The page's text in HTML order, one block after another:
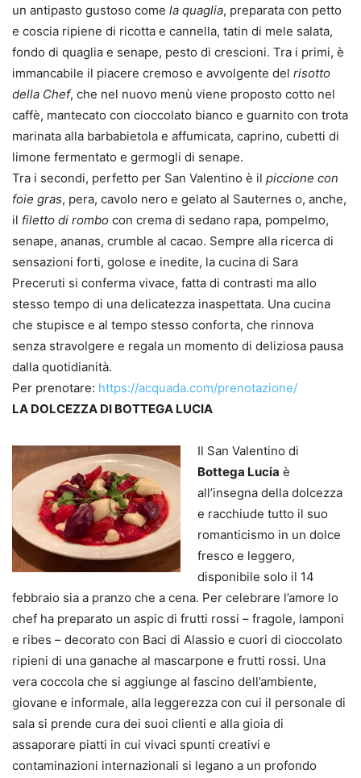
un antipasto gustoso come la quaglia, preparata con petto
e coscia ripiene di ricotta e cannella, tatin di mele salata,
fondo di quaglia e senape, pesto di crescioni. Tra i primi, è
immancabile il piacere cremoso e avvolgente del risotto
della Chef, che nel nuovo menù viene proposto cotto nel
caffè, mantecato con cioccolato bianco e guarnito con trota
marinata alla barbabietola e affumicata, caprino, cubetti di
limone fermentato e germogli di senape.
Tra i secondi, perfetto per San Valentino è il piccione con
foie gras, pera, cavolo nero e gelato al Sauternes o, anche,
il filetto di rombo con crema di sedano rapa, pompelmo,
senape, ananas, crumble al cacao. Sempre alla ricerca di
sensazioni forti, golose e inedite, la cucina di Sara
Preceruti si conferma vivace, fatta di contrasti ma allo
stesso tempo di una delicatezza inaspettata. Una cucina
che stupisce e al tempo stesso conforta, che rinnova
senza stravolgere e regala un momento di deliziosa pausa
dalla quotidianità.
Per prenotare: https://acquada.com/prenotazione/
LA DOLCEZZA DI BOTTEGA LUCIA
Il San Valentino di
Bottega Lucia è
all’insegna della dolcezza
e racchiude tutto il suo
romanticismo in un dolce
fresco e leggero,
disponibile solo il 14
febbraio sia a pranzo che a cena. Per celebrare l’amore lo
chef ha preparato un aspic di frutti rossi – fragole, lamponi
e ribes – decorato con Baci di Alassio e cuori di cioccolato
ripieni di una ganache al mascarpone e frutti rossi. Una
vera coccola che si aggiunge al fascino dell’ambiente,
giovane e informale, alla leggerezza con cui il personale di
sala si prende cura dei suoi clienti e alla gioia di
assaporare piatti in cui vivaci spunti creativi e
contaminazioni internazionali si legano a un profondo